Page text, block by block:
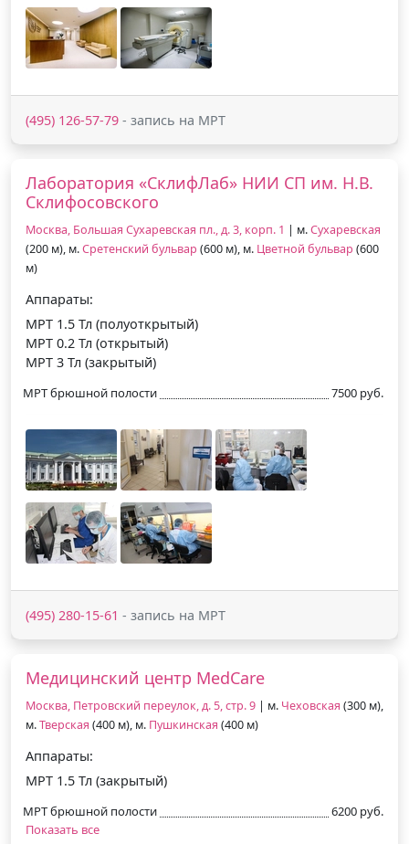
(495) 126-57-79 - запись на МРТ
Лаборатория «СклифЛаб» НИИ СП им. Н.В.
Склифосовского
Москва, Большая Сухаревская пл., д. 3, корп. 1 | м.Сухаревская
(200 м), м.Сретенский бульвар (600 м), м. Цветной бульвар (600
м)
Аппараты:
МРТ 1.5 Тл (полуоткрытый)
МРТ 0.2 Тл (открытый)
МРТ 3 Тл (закрытый)
МРТ брюшной полости 7500 руб.
(495) 280-15-61 - запись на МРТ
Медицинский центр MedCare
Москва, Петровский переулок, д. 5, стр. 9 | м. Чеховская (300 м),
м.Тверская (400 м), м. Пушкинская (400 м)
Аппараты:
МРТ 1.5 Тл (закрытый)
МРТ брюшной полости
6200 руб.
Показать все